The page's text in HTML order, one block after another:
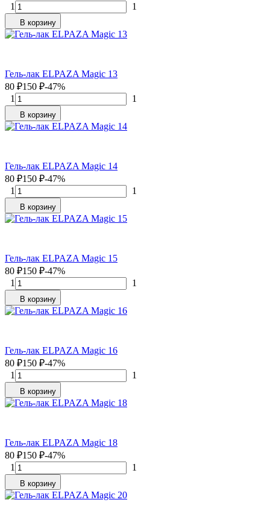
1
1
В корзину
Гель-лак ELPAZA Magic 13
80 ₽150 ₽-47%
1
1
В корзину
Гель-лак ELPAZA Magic 14
80 ₽150 ₽-47%
1
1
В корзину
Гель-лак ELPAZA Magic 15
80 ₽150 ₽-47%
1
1
В корзину
Гель-лак ELPAZA Magic 16
80 ₽150 ₽-47%
1
1
В корзину
Гель-лак ELPAZA Magic 18
80 ₽150 ₽-47%
1
1
В корзину